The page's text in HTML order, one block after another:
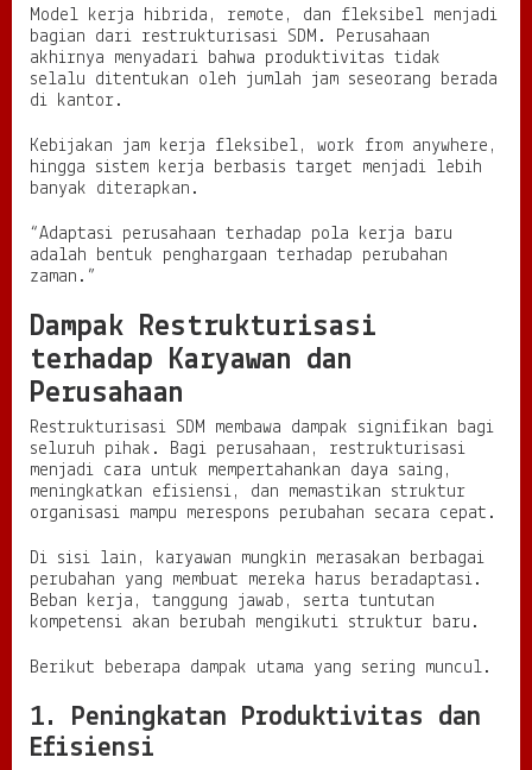
Model kerja hibrida, remote, dan fleksibel menjadi
bagian dari restrukturisasi SDM. Perusahaan
akhirnya menyadari bahwa produktivitas tidak
selalu ditentukan oleh jumlah jam seseorang berada
di kantor.
Kebijakan jam kerja fleksibel, work from anywhere,
hingga sistem kerja berbasis target menjadi lebih
banyak diterapkan.
“Adaptasi perusahaan terhadap pola kerja baru
adalah bentuk penghargaan terhadap perubahan
zaman.”
Dampak Restrukturisasi
terhadap Karyawan dan
Perusahaan
Restrukturisasi SDM membawa dampak signifikan bagi
seluruh pihak. Bagi perusahaan, restrukturisasi
menjadi cara untuk mempertahankan daya saing,
meningkatkan efisiensi, dan memastikan struktur
organisasi mampu merespons perubahan secara cepat.
Di sisi lain, karyawan mungkin merasakan berbagai
perubahan yang membuat mereka harus beradaptasi.
Beban kerja, tanggung jawab, serta tuntutan
kompetensi akan berubah mengikuti struktur baru.
Berikut beberapa dampak utama yang sering muncul.
1. Peningkatan Produktivitas dan
Efisiensi